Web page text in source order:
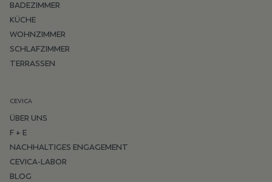
BADEZIMMER
KÜCHE
WOHNZIMMER
SCHLAFZIMMER
TERRASSEN
CEVICA
ÜBER UNS
F + E
NACHHALTIGES ENGAGEMENT
CEVICA-LABOR
BLOG